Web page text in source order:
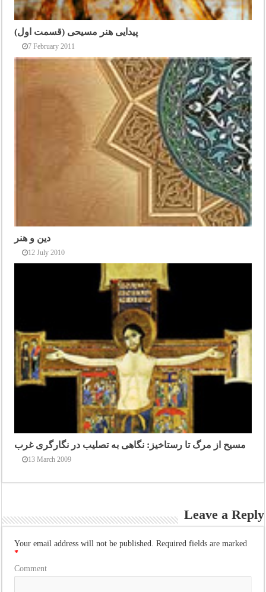
پیدایی هنر مسیحی (قسمت اول)
7 February 2011
دین و هنر
12 July 2010
مسیح از مرگ تا رستاخیز: نگاهی به تصلیب در نگارگری غرب
13 March 2009
Leave a Reply
Your email address will not be published. Required fields are marked
*
Comment